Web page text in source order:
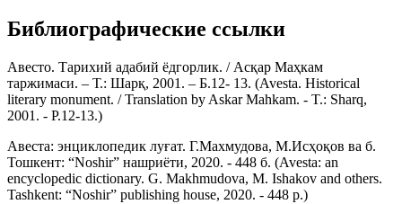
Библиографические ссылки
Авесто. Тарихий адабий ёдгорлик. / Асқар Маҳкам
таржимаси. – Т.: Шарқ, 2001. – Б.12- 13. (Avesta. Historical
literary monument. / Translation by Askar Mahkam. - T.: Sharq,
2001. - P.12-13.)
Авеста: энциклопедик луғат. Г.Махмудова, М.Исҳоқов ва б.
Тошкент: “Noshir” нашриёти, 2020. - 448 б. (Avesta: an
encyclopedic dictionary. G. Makhmudova, M. Ishakov and others.
Tashkent: “Noshir” publishing house, 2020. - 448 p.)